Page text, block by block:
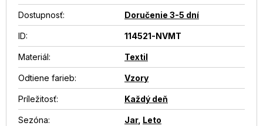
Dostupnosť: Doručenie 3-5 dní
ID: 114521-NVMT
Materiál: Textil
Odtiene farieb: Vzory
Príležitosť: Každý deň
Sezóna: Jar, Leto